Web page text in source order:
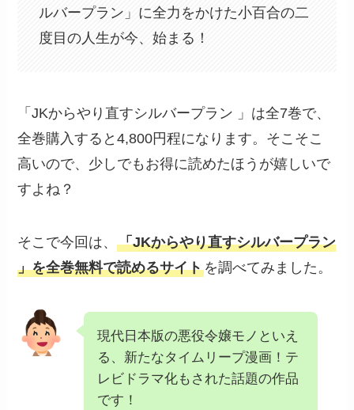
ルバープラン」に全力をかけた小百合の二
度目の人生が今、始まる！
「JKからやり直すシルバープラン 」は全7巻で、
全巻購入すると4,800円程になります。そこそこ
高いので、少しでもお得に読めたほうが嬉しいで
すよね？
そこで今回は、「JKからやり直すシルバープラン
」を全巻無料で読めるサイトを調べてみました。
現代日本版の悪役令嬢モノといえ
る、新たなタイムリープ漫画！テ
レビドラマ化もされた話題の作品
です！